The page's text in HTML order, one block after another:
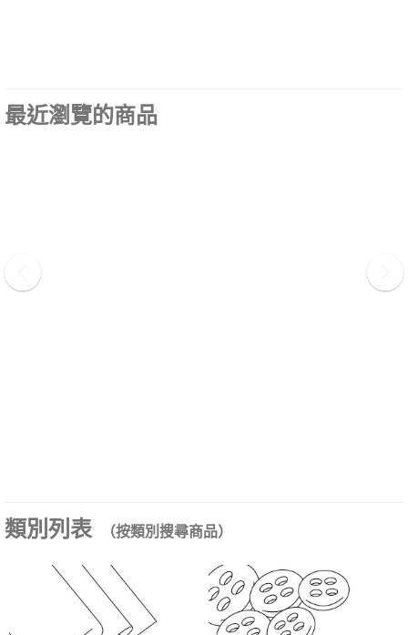
最近瀏覽的商品
類別列表 （按類別搜尋商品）